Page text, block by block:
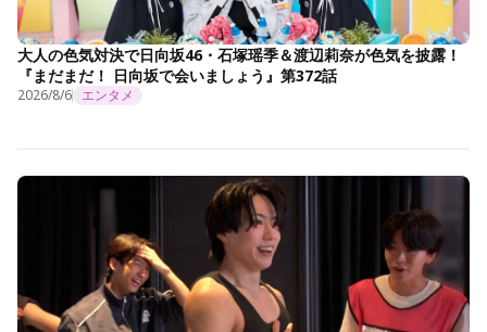
大人の色気対決で日向坂46・石塚瑶季＆渡辺莉奈が色気を披露！
『まだまだ！ 日向坂で会いましょう』第372話
2026/8/6 エンタメ